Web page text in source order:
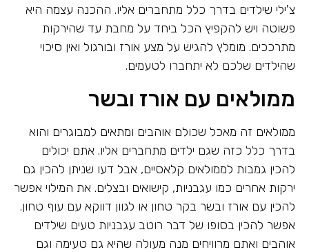
צ'ילי שילדים בדרך כלל מתחברים אליו. ההכנה עצמה היא
פשוטה ויש להקפיץ הכל ביחד על מחבת עד שהירקות
מתרככים. מומלץ להגיש על מצע אורז ובורגול ואין סיכוי
שהילדים שלכם לא יתחברו לטעמים.
ממולאים עם אורז ובשר
ממולאים זה מאכל שכולם אוהבים ומתאים למבוגרים והוא
בדרך כלל כזה שגם ילדים מתחברים אליו. אתם יכולים
להכין גמבות לממולאים קלאסיים, אבל דעו שניתן להכין גם
ירקות אחרים כמו עגבניות, קישואים ובצלים. את המילוי אפשר
להכין עם אורז ובשר בקר טחון או לגוון דווקא עם עוף טחון.
אפשר להכין בסופו של דבר רוטב עגבניות טעים שילדים
אוהבים ואתם מרוויחים מנה מעולה שהיא גם טעימה וגם